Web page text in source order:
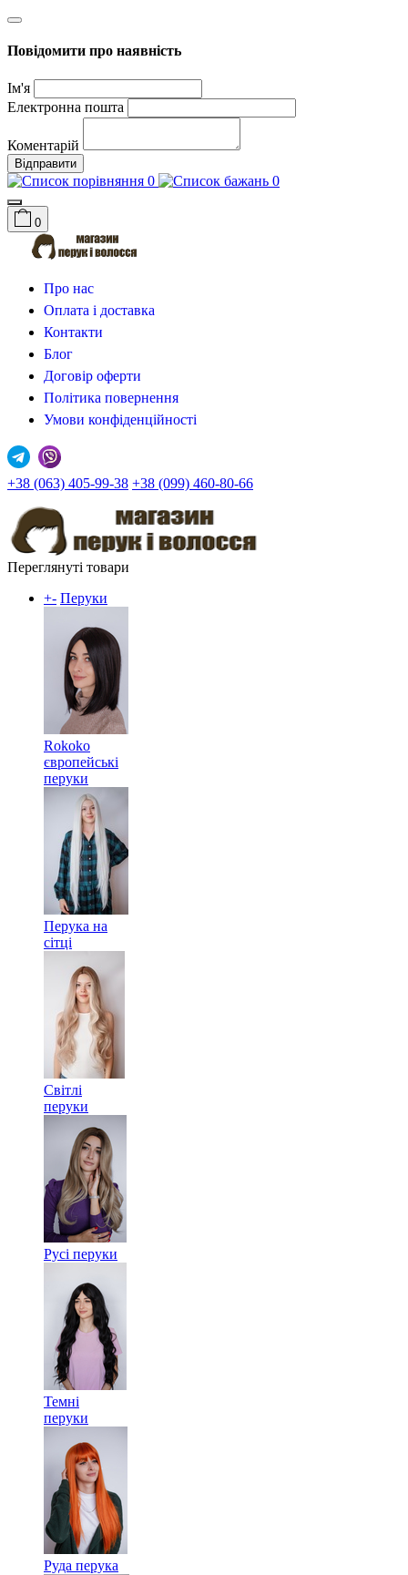
Повідомити про наявність
Ім'я
Електронна пошта
Коментарій
Відправити
0 0
0
Про нас
Оплата і доставка
Контакти
Блог
Договір оферти
Політика повернення
Умови конфіденційності
+38 (063) 405-99-38 +38 (099) 460-80-66
Переглянуті товари
+- Перуки
Rokoko
європейські
перуки
Перука на
сітці
Світлі
перуки
Русі перуки
Темні
перуки
Руда перука